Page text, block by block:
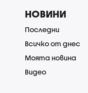
НОВИНИ
Последни
Всичко от днес
Моята новина
Видео